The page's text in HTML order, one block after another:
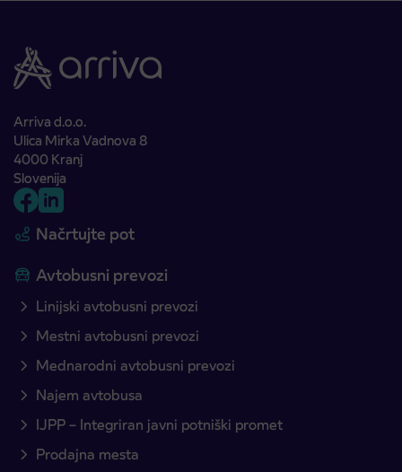
Arriva d.o.o.
Ulica Mirka Vadnova 8
4000 Kranj
Slovenija
Načrtujte pot
Avtobusni prevozi
Linijski avtobusni prevozi
Mestni avtobusni prevozi
Mednarodni avtobusni prevozi
Najem avtobusa
IJPP – Integriran javni potniški promet
Prodajna mesta